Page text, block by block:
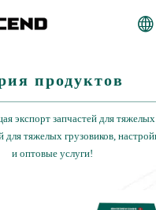

продуктов
экспорт запчастей для тяжелых
для тяжелых грузовиков,
и оптовые услуги!